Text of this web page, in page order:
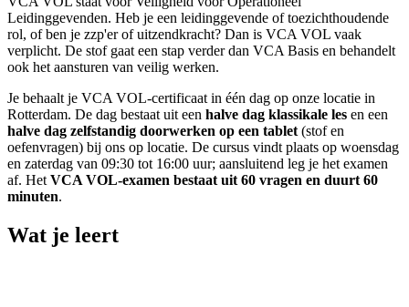
Leidinggevenden. Heb je een leidinggevende of toezichthoudende
rol, of ben je zzp'er of uitzendkracht? Dan is VCA VOL vaak
verplicht. De stof gaat een stap verder dan VCA Basis en behandelt
ook het aansturen van veilig werken.
Je behaalt je VCA VOL-certificaat in één dag op onze locatie in
Rotterdam. De dag bestaat uit een halve dag klassikale les en een
halve dag zelfstandig doorwerken op een tablet (stof en
oefenvragen) bij ons op locatie. De cursus vindt plaats op woensdag
en zaterdag van 09:30 tot 16:00 uur; aansluitend leg je het examen
af. Het VCA VOL-examen bestaat uit 60 vragen en duurt 60
minuten.
Wat je leert